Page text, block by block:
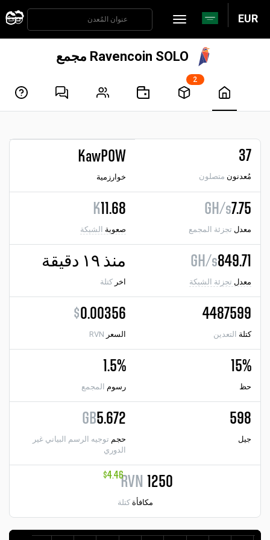
EUR
Ravencoin SOLO مجمع
2
37
مُعدنون متصلون
KawPOW
خوارزمية
7.75
GH/s
معدل تجزئة المجمع
11.68
K
صعوبة الشبكة
849.71
GH/s
معدل تجزئة الشبكة
منذ ١٩ دقيقة
اخر كتلة
4487599
كتلة التعدين
0.00356
$
السعر
15%
حظ
1.5%
رسوم المجمع
598
جيل
5.672
GB
حجم توجيه الرسم البياني غير
الدوري
1250
RVN
$4.46
مكافأةكتلة